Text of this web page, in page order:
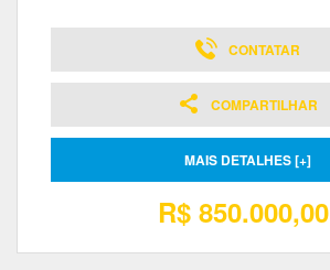
CONTATAR
COMPARTILHAR
MAIS DETALHES [+]
R$ 850.000,00